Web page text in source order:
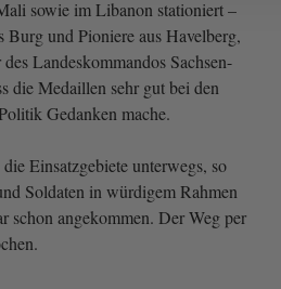
sowie im Libanon stationiert –
Burg und Pioniere aus Havelberg,
Landeskommandos Sachsen-
die Medaillen sehr gut bei den
Gedanken mache.
Einsatzgebiete unterwegs, so
Soldaten in würdigem Rahmen
schon angekommen. Der Weg per